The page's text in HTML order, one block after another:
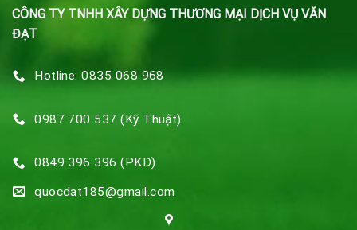
CÔNG TY TNHH XÂY DỰNG THƯƠNG MẠI DỊCH VỤ VĂN
ĐẠT
Hotline: 0835 068 968
0987 700 537 (Kỹ Thuật)
0849 396 396 (PKD)
quocdat185@gmail.com